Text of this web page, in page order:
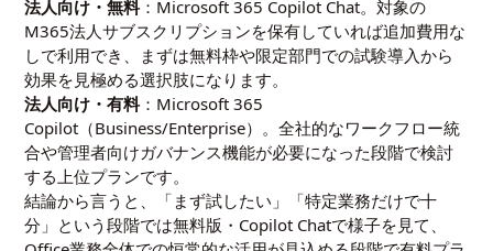
法人向け・無料：Microsoft 365 Copilot Chat。対象の
M365法人サブスクリプションを保有していれば追加費用な
しで利用でき、まずは無料枠や限定部門での試験導入から
効果を見極める選択肢になります。
法人向け・有料：Microsoft 365
Copilot（Business/Enterprise）。全社的なワークフロー統
合や管理者向けガバナンス機能が必要になった段階で検討
する上位プランです。
結論から言うと、「まず試したい」「特定業務だけで十
分」という段階では無料版・Copilot Chatで様子を見て、